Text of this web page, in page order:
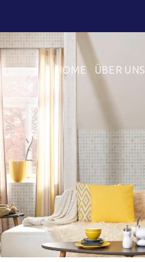
HOME ÜBER UNS